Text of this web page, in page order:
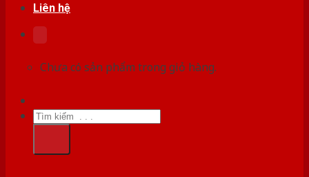
Liên hệ
Chưa có sản phẩm trong giỏ hàng.
Tìm
kiếm: